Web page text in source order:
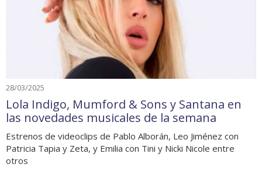
28/03/2025
Lola Indigo, Mumford & Sons y Santana en
las novedades musicales de la semana
Estrenos de videoclips de Pablo Alborán, Leo Jiménez con
Patricia Tapia y Zeta, y Emilia con Tini y Nicki Nicole entre
otros